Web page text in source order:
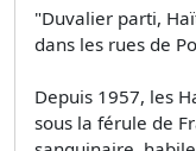
"Duvalier parti,
dans les rues de
Depuis 1957, les
sous la férule de